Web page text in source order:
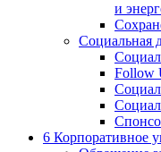
и
Социальная
Follow
6 Корпоративное